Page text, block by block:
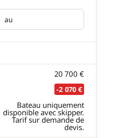
au
Retour
20 700 €
-2 070 €
Bateau uniquement
disponible avec skipper.
Tarif sur demande de
devis.